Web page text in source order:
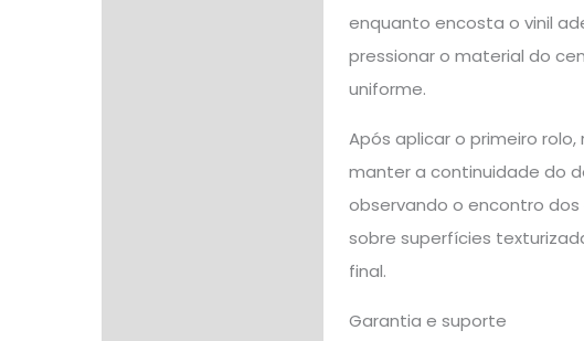
enquanto encosta o vinil
pressionar o material do
uniforme.
Após aplicar o primeiro
manter a continuidade do
observando o encontro
sobre superfícies
final.
Garantia e suporte